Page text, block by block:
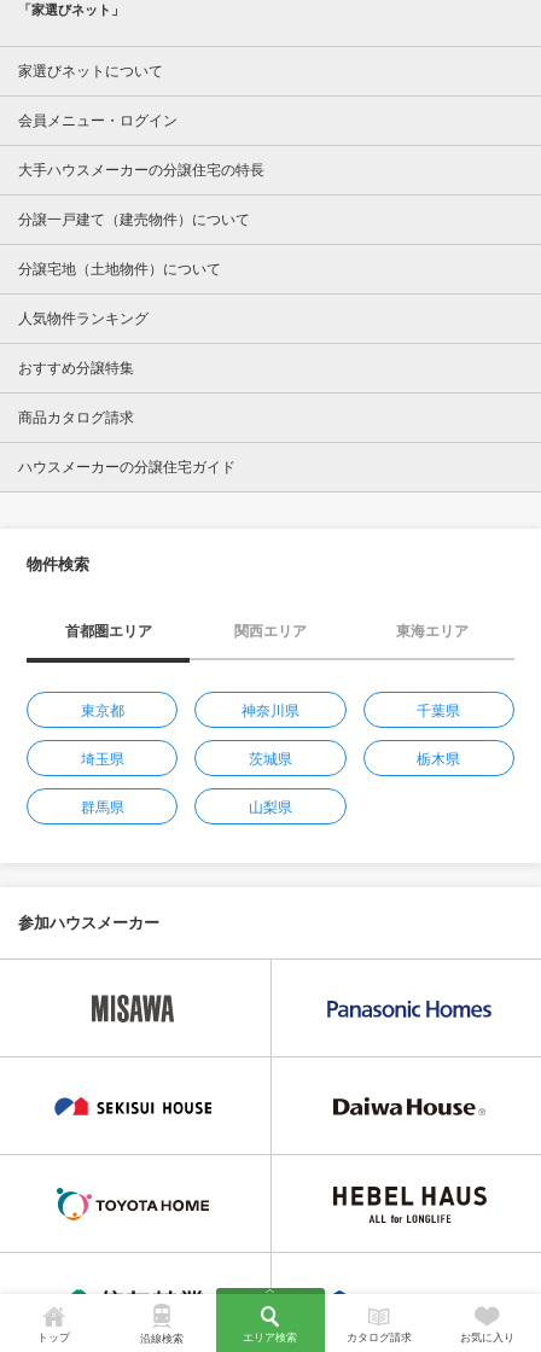
トップ 沿線検索 エリア検索 カタログ請求 お気に入り
「家選びネット」
家選びネットについて
会員メニュー・ログイン
大手ハウスメーカーの分譲住宅の特長
分譲一戸建て（建売物件）について
分譲宅地（土地物件）について
人気物件ランキング
おすすめ分譲特集
商品カタログ請求
ハウスメーカーの分譲住宅ガイド
物件検索
首都圏エリア 関西エリア 東海エリア
東京都 神奈川県 千葉県
埼玉県 茨城県 栃木県
群馬県 山梨県
参加ハウスメーカー